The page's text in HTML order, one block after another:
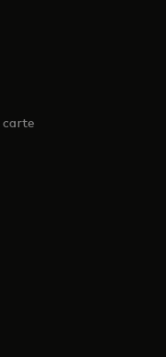
carte
nouvel onglet